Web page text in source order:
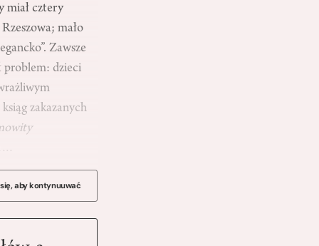
miał cztery
mało
Zawsze
problem: dzieci
zakazanych
aby kontynuuwać